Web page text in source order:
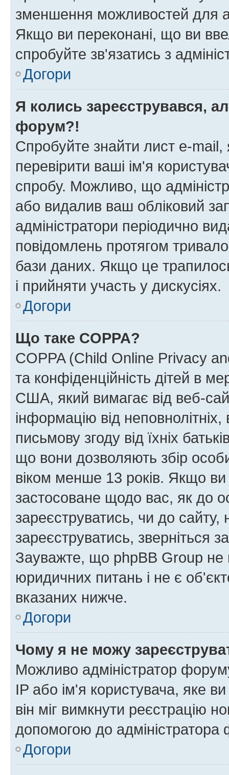
зменшення можливостей для
Якщо ви переконані, що ви
спробуйте зв'язатись з
Догори
Я колись зареєструвався,
форум?!
Спробуйте знайти лист e-mail,
перевірити ваші ім'я
спробу. Можливо, що
або видалив ваш обліковий
адміністратори періодично
повідомлень протягом
бази даних. Якщо це
і прийняти участь у дискусіях.
Догори
Що таке COPPA?
COPPA (Child Online Privacy
та конфіденційність дітей в
США, який вимагає від веб-
інформацію від
письмову згоду від їхніх
що вони дозволяють збір
віком менше 13 років. Якщо
застосоване щодо вас, як до
зареєструватись, чи до
зареєструватись, зверніться
Зауважте, що phpBB Group не
юридичних питань і не є
вказаних нижче.
Догори
Чому я не можу
Можливо адміністратор
IP або ім'я користувача, яке
він міг вимкнути реєстрацію
допомогою до адміністратора
Догори